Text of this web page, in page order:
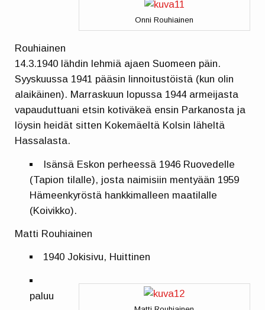
Onni Rouhiainen
Rouhiainen
14.3.1940 lähdin lehmiä ajaen Suomeen päin.
Syyskuussa 1941 pääsin linnoitustöistä (kun olin
alaikäinen). Marraskuun lopussa 1944 armeijasta
vapauduttuani etsin kotiväkeä ensin Parkanosta ja
löysin heidät sitten Kokemäeltä Kolsin läheltä
Hassalasta.
Isänsä Eskon perheessä 1946 Ruovedelle
(Tapion tilalle), josta naimisiin mentyään 1959
Hämeenkyröstä hankkimalleen maatilalle
(Koivikko).
Matti Rouhiainen
1940 Jokisivu, Huittinen
paluu